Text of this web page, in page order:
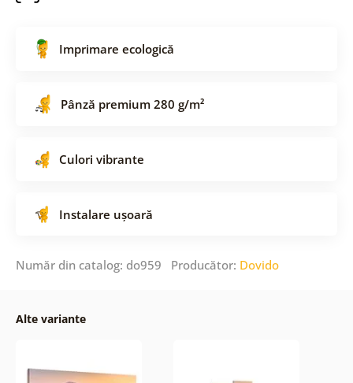
Imprimare ecologică
Pânză premium 280 g/m²
Culori vibrante
Instalare ușoară
Număr din catalog: do959 Producător: Dovido
Alte variante